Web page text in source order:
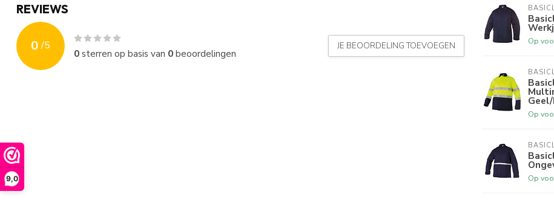
9,0
REVIEWS
0 /5
0sterren op basis van 0beoordelingen
JE BEOORDELING TOEVOEGEN Op
Op
Op